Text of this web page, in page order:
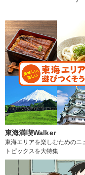
東海満喫Walker
東海エリアを楽しむためのニ
トピックスを大特集